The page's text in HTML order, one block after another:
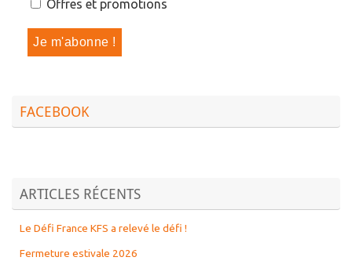
Offres et promotions
FACEBOOK
ARTICLES RÉCENTS
Le Défi France KFS a relevé le défi !
Fermeture estivale 2026